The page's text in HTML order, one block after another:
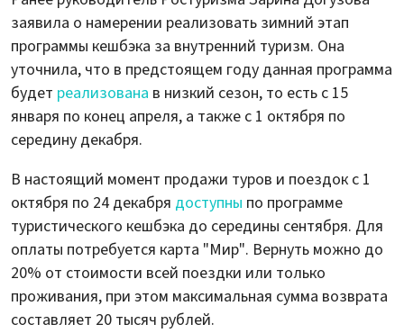
заявила о намерении реализовать зимний этап
программы кешбэка за внутренний туризм. Она
уточнила, что в предстоящем году данная программа
будет реализована в низкий сезон, то есть с 15
января по конец апреля, а также с 1 октября по
середину декабря.
В настоящий момент продажи туров и поездок с 1
октября по 24 декабря доступны по программе
туристического кешбэка до середины сентября. Для
оплаты потребуется карта "Мир". Вернуть можно до
20% от стоимости всей поездки или только
проживания, при этом максимальная сумма возврата
составляет 20 тысяч рублей.